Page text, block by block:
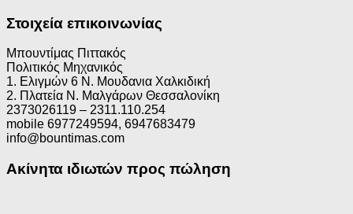
Στοιχεία επικοινωνίας
Μπουντίμας Πιττακός
Πολιτικός Μηχανικός
1. Ελιγμών 6 Ν. Μουδανια Χαλκιδική
2. Πλατεία Ν. Μαλγάρων Θεσσαλονίκη
2373026119 – 2311.110.254
mobile 6977249594, 6947683479
info@bountimas.com
Ακίνητα ιδιωτών προς πώληση